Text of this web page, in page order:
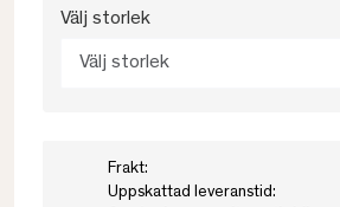
Välj storlek
Välj storlek
Frakt:
Uppskattad leveranstid: